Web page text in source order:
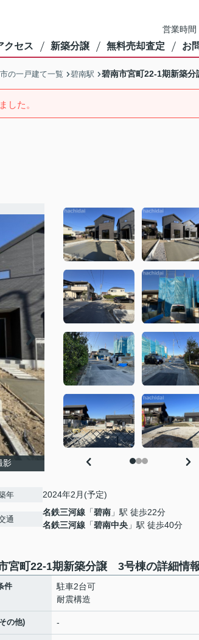
営業時
クセス 新築分譲 無料売却査定 お
の一戸建て一覧 碧南駅 碧南市宮町22-1期新築
した。
影
年 2024年2月(予定)
通
名鉄三河線 「碧南 」駅 徒歩22分
名鉄三河線 「碧南中央 」駅 徒歩40分
宮町22-1期新築分譲 3号棟の詳細情
件
駐車2台可
耐震構造
の他) -